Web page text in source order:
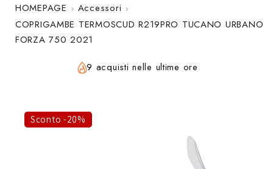
HOMEPAGE
Accessori
COPRIGAMBE TERMOSCUD R219PRO TUCANO URBANO
FORZA 750 2021
9 acquisti nelle ultime ore
Sconto -20%